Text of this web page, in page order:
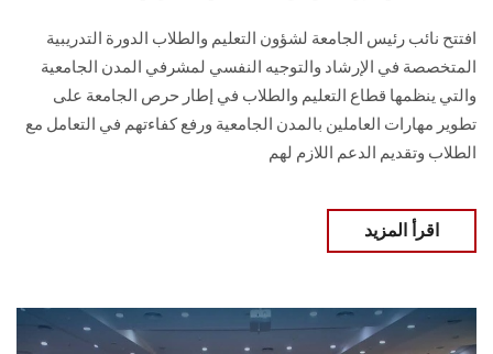
افتتح نائب رئيس الجامعة لشؤون التعليم والطلاب الدورة التدريبية
المتخصصة في الإرشاد والتوجيه النفسي لمشرفي المدن الجامعية
والتي ينظمها قطاع التعليم والطلاب في إطار حرص الجامعة على
تطوير مهارات العاملين بالمدن الجامعية ورفع كفاءتهم في التعامل مع
الطلاب وتقديم الدعم اللازم لهم
اقرأ المزيد